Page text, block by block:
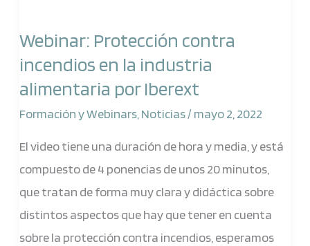
Webinar: Protección contra
incendios en la industria
alimentaria por Iberext
Formación y Webinars Noticias/mayo 2, 2022
El video tiene una duración de hora y media, y está
compuesto de 4 ponencias de unos 20 minutos,
que tratan de forma muy clara y didáctica sobre
distintos aspectos que hay que tener en cuenta
sobre la protección contra incendios, esperamos
contra
incendios
en
la
Iberext